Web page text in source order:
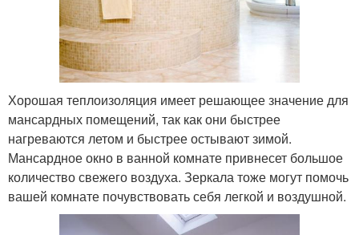
Хорошая теплоизоляция имеет решающее значение для
мансардных помещений, так как они быстрее
нагреваются летом и быстрее остывают зимой.
Мансардное окно в ванной комнате привнесет большое
количество свежего воздуха. Зеркала тоже могут помочь
вашей комнате почувствовать себя легкой и воздушной.